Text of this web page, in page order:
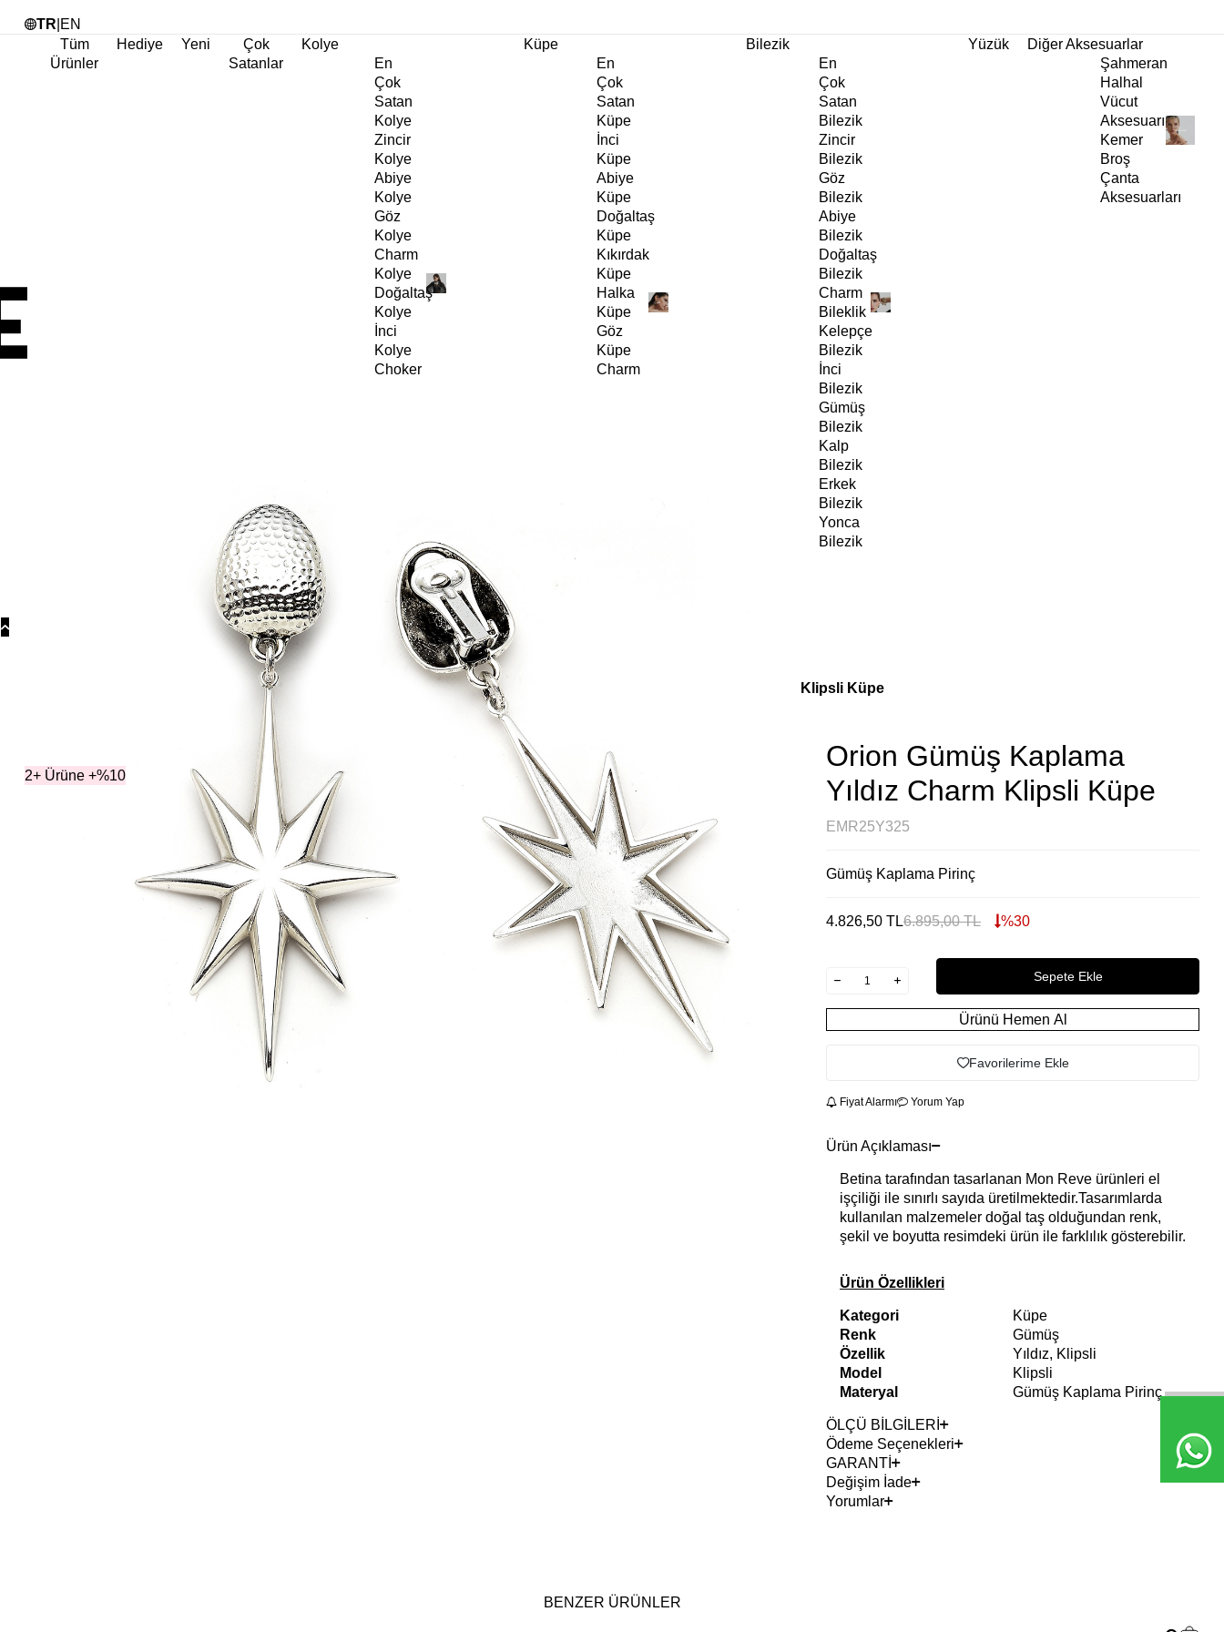
TR EN
Tüm
Ürünler
Hediye Yeni
Çok
Satanlar
Kolye
En
Çok
Satan
Kolye
Zincir
Kolye
Abiye
Kolye
Göz
Kolye
Charm
Kolye
Doğaltaş
Kolye
İnci
Kolye
Choker
Küpe
En
Çok
Satan
Küpe
İnci
Küpe
Abiye
Küpe
Doğaltaş
Küpe
Kıkırdak
Küpe
Halka
Küpe
Göz
Küpe
Charm
Bilezik
En
Çok
Satan
Bilezik
Zincir
Bilezik
Göz
Bilezik
Abiye
Bilezik
Doğaltaş
Bilezik
Charm
Bileklik
Kelepçe
Bilezik
İnci
Bilezik
Gümüş
Bilezik
Kalp
Bilezik
Erkek
Bilezik
Yonca
Bilezik
Yüzük
Diğer Aksesuarlar
Şahmeran
Halhal
Vücut
Aksesuarı
Kemer
Broş
Çanta
Aksesuarları
Küpe Gümüş Küpe Orion Gümüş Kaplama Yıldız Charm Klipsli Küpe
2+ Ürüne +%10
Orion Gümüş Kaplama
Yıldız Charm Klipsli Küpe
EMR25Y325
Gümüş Kaplama Pirinç
4.826,50 TL6.895,00TL %30
Sepete Ekle
Ürünü Hemen Al
Favorilerime Ekle
Fiyat Alarmı Yorum Yap
Ürün Açıklaması
Betina tarafından tasarlanan Mon Reve ürünleri el
işçiliği ile sınırlı sayıda üretilmektedir.Tasarımlarda
kullanılan malzemeler doğal taş olduğundan renk,
şekil ve boyutta resimdeki ürün ile farklılık gösterebilir.
Ürün Özellikleri
Kategori
Küpe
Renk
Gümüş
Özellik
Yıldız, Klipsli
Model
Klipsli
Materyal
Gümüş Kaplama Pirinç
ÖLÇÜ BİLGİLERİ
Ödeme Seçenekleri
GARANTİ
Değişim İade
Yorumlar
BENZER ÜRÜNLER